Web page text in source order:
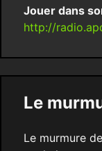
Jouer dans
http://
Le
Le murmure